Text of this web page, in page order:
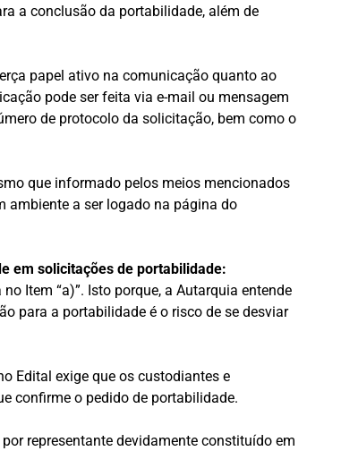
a conclusão da portabilidade, além de
papel ativo na comunicação quanto ao
pode ser feita via e-mail ou mensagem
de protocolo da solicitação, bem como o
que informado pelos meios mencionados
ambiente a ser logado na página do
em solicitações de portabilidade:
Item “a)”. Isto porque, a Autarquia entende
para a portabilidade é o risco de se desviar
Edital exige que os custodiantes e
confirme o pedido de portabilidade.
representante devidamente constituído em